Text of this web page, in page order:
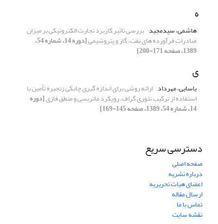
ه
هاشمی، سیدمجید بررسی تاثیر کاربرد تجارت الکترونیکی بر میزان
صادرات فرآورده های نفت، گاز و پتروشیمی [دوره 14، شماره 54،
1389، صفحه 171-200]
ی
یاسایی، مهرداد ارائه روشی برای اندازه گیری چابکی زنجیره تأمین با
استفاده از ترکیب تئوری گراف، رویکرد ماتریسی و منطق فازی[دوره
14، شماره 54، 1389، صفحه 145-169]
دسترسی سریع
صفحه اصلی
درباره نشریه
اعضای هیات تحریریه
ارسال مقاله
تماس با ما
نقشه سایت